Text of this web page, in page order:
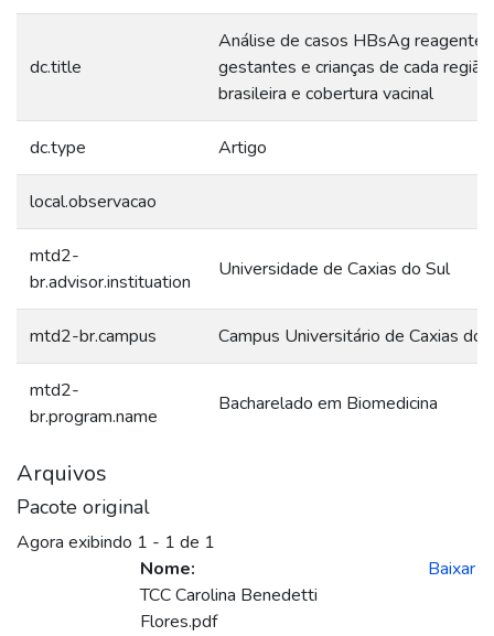
dc.title
Análise de casos HBsAg reagente
gestantes e crianças de cada região
brasileira e cobertura vacinal
dc.type Artigo
local.observacao
mtd2-
br.advisor.instituation
Universidade de Caxias do Sul
mtd2-br.campus Campus Universitário de Caxias do
mtd2-
br.program.name
Bacharelado em Biomedicina
Arquivos
Pacote original
Agora exibindo 1 - 1 de 1
Nome:
TCC Carolina Benedetti
Flores.pdf
Baixar